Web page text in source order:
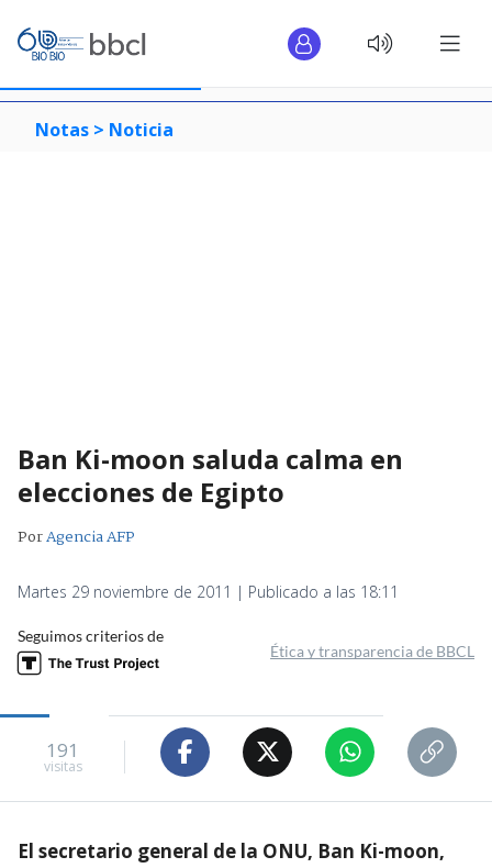
Notas > Noticia
Ban Ki-moon saluda calma en
elecciones de Egipto
PorAgencia AFP
Martes 29 noviembre de 2011 | Publicado a las 18:11
Seguimos criterios de
Ética y transparencia de BBCL
191
visitas
El secretario general de la ONU, Ban Ki-moon,